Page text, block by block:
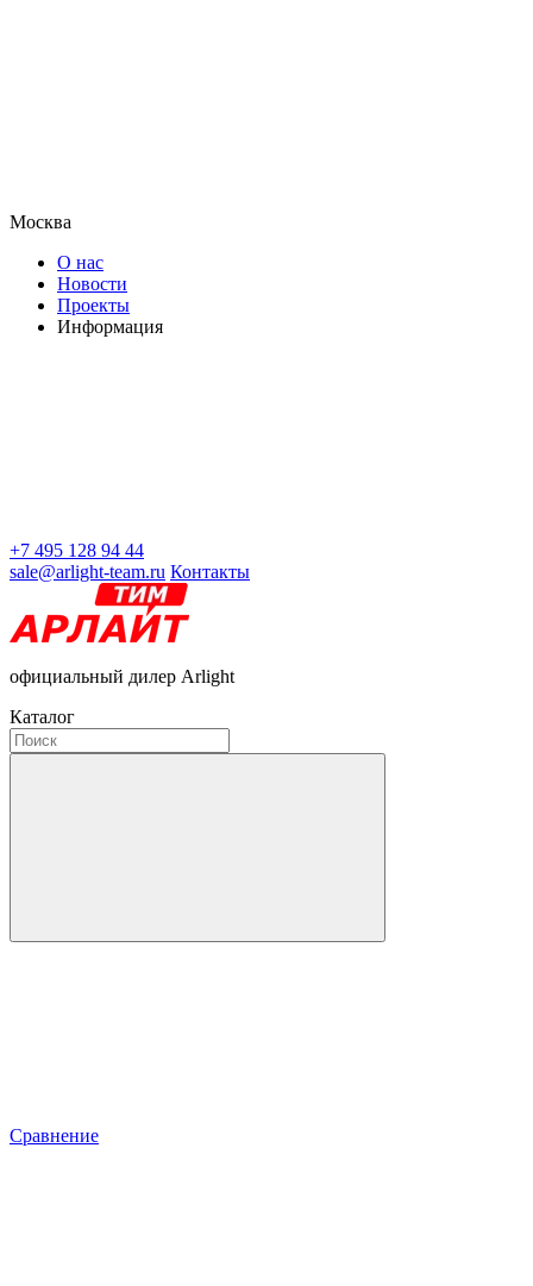
Москва
О нас
Новости
Проекты
Информация
+7 495 128 94 44
sale@arlight-team.ru Контакты
официальный дилер Arlight
Каталог
Сравнение